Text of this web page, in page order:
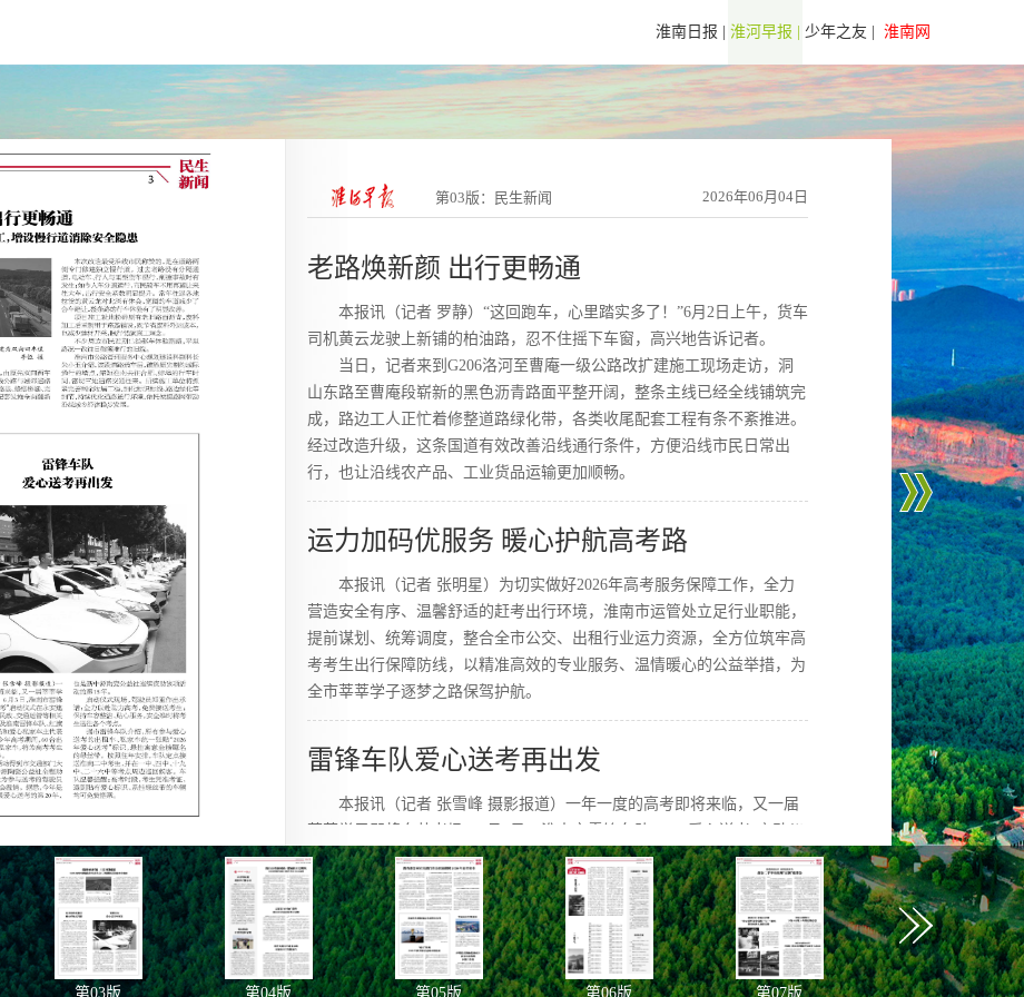
淮南日报 | 淮河早报 | 少年之友 | 淮南网
2026年06月04日
第03版：民生新闻
老路焕新颜 出行更畅通
本报讯（记者 罗静）“这回跑车，心里踏实多了！”6月2日上午，货车
司机黄云龙驶上新铺的柏油路，忍不住摇下车窗，高兴地告诉记者。
当日，记者来到G206洛河至曹庵一级公路改扩建施工现场走访，洞
山东路至曹庵段崭新的黑色沥青路面平整开阔，整条主线已经全线铺筑完
成，路边工人正忙着修整道路绿化带，各类收尾配套工程有条不紊推进。
经过改造升级，这条国道有效改善沿线通行条件，方便沿线市民日常出
行，也让沿线农产品、工业货品运输更加顺畅。
运力加码优服务 暖心护航高考路
本报讯（记者 张明星）为切实做好2026年高考服务保障工作，全力
营造安全有序、温馨舒适的赶考出行环境，淮南市运管处立足行业职能，
提前谋划、统筹调度，整合全市公交、出租行业运力资源，全方位筑牢高
考考生出行保障防线，以精准高效的专业服务、温情暖心的公益举措，为
全市莘莘学子逐梦之路保驾护航。
雷锋车队爱心送考再出发
本报讯（记者 张雪峰 摄影报道）一年一度的高考即将来临，又一届
式在永安建材市场门前举行，民政、交通运管等相关部门工作人员，以及
淮南雷锋车队、红旗车队出租车驾驶员和爱心私家车主代表参加本次活
动。今年高考期间，60台出租车与20辆爱心私家车，将为高考考生提供免
费乘车服务。
第03版 第04版 第05版 第06版 第07版 第08版